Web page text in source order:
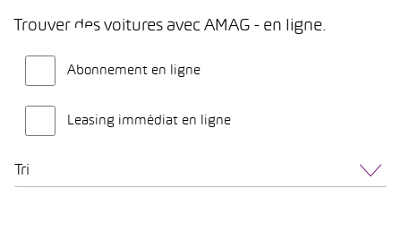
Trouver des voitures avec AMAG - en ligne.
Abonnement en ligne
Leasing immédiat en ligne
Tri